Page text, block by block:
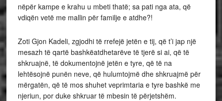
nëpër kampe e krahu u mbeti thatë; sa pati nga ata, që
vdiqën vetë me mallin për familje e atdhe?!
Zoti Gjon Kadeli, zgjodhi të rrefejë jetën e tij, që t’i jap një
mesazh të qartë bashkëatdhetarëve të tjerë si ai, që të
shkruajnë, të dokumentojnë jetën e tyre, që të na
lehtësojnë punën neve, që hulumtojmë dhe shkruajmë për
mërgatën, që të mos shuhet veprimtaria e tyre bashkë me
njeriun, por duke shkruar të mbesin të përjetshëm.